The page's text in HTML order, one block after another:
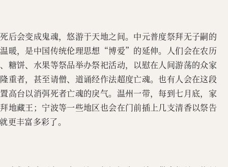
后会变成鬼魂，悠游于天地之间。中元普度祭拜无子嗣的
暖，是中国传统伦理思想“博爱”的延伸。人们会在农历
糖饼、水果等祭品举办祭祀活动，以慰在人间游荡的众家
重者，甚至请僧、道诵经作法超度亡魂。也有人会在这段
高台以消弭死者亡魂的戾气。温州一带，每到七月底，家
地藏王；宁波等一些地区也会在门前插上几支清香以祭告
更丰富多彩了。